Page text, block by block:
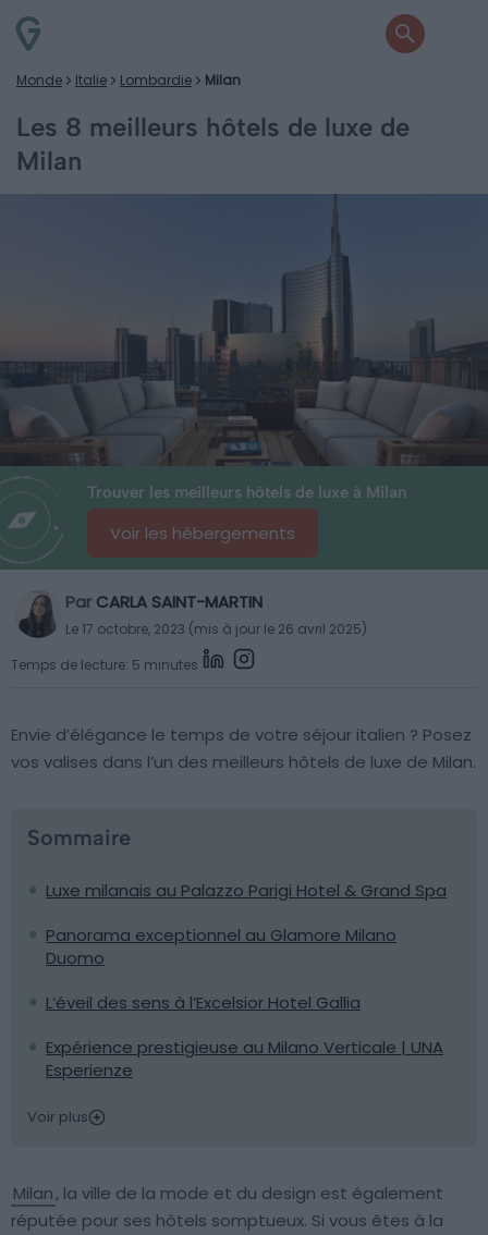
Monde Italie Lombardie Milan
Les 8 meilleurs hôtels de luxe de
Milan
Trouver les meilleurs hôtels de luxe à Milan
Voir les hébergements
Par CARLA SAINT-MARTIN
Le 17 octobre, 2023 (mis à jour le 26 avril 2025)
Temps de lecture: 5 minutes
Envie d’élégance le temps de votre séjour italien ? Posez
vos valises dans l’un des meilleurs hôtels de luxe de Milan.
Sommaire
Luxe milanais au Palazzo Parigi Hotel & Grand Spa
Panorama exceptionnel au Glamore Milano
Duomo
L’éveil des sens à l’Excelsior Hotel Gallia
Expérience prestigieuse au Milano Verticale | UNA
Esperienze
Voir plus
Milan, la ville de la mode et du design est également
réputée pour ses hôtels somptueux. Si vous êtes à la